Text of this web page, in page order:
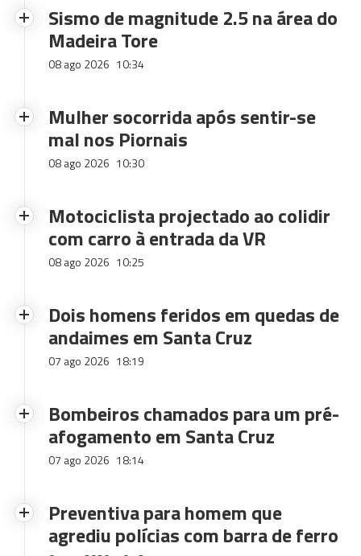
Sismo de magnitude 2.5 na área do
Madeira Tore
08 ago 2026 10:34
Mulher socorrida após sentir-se
mal nos Piornais
08 ago 2026 10:30
Motociclista projectado ao colidir
com carro à entrada da VR
08 ago 2026 10:25
Dois homens feridos em quedas de
andaimes em Santa Cruz
07 ago 2026 18:19
Bombeiros chamados para um pré-
afogamento em Santa Cruz
07 ago 2026 18:14
Preventiva para homem que
agrediu polícias com barra de ferro